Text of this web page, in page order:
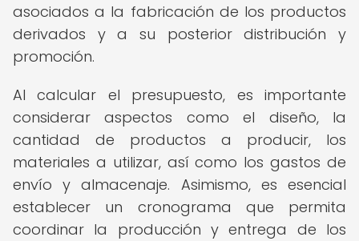
asociados a la fabricación de los productos
derivados y a su posterior distribución y
promoción.
Al calcular el presupuesto, es importante
considerar aspectos como el diseño, la
cantidad de productos a producir, los
materiales a utilizar, así como los gastos de
envío y almacenaje. Asimismo, es esencial
establecer un cronograma que permita
coordinar la producción y entrega de los